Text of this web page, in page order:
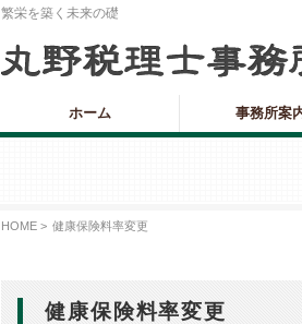
繁栄を築く未来の礎
ホーム 事務所案
HOME > 健康保険料率変更
健康保険料率変更